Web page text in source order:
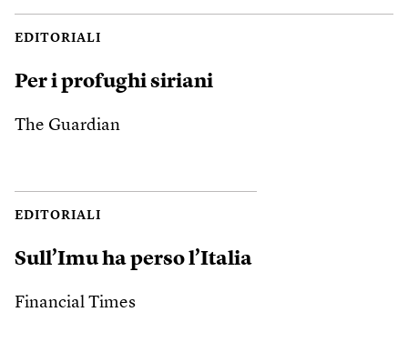
EDITORIALI
Per i profughi siriani
The Guardian
EDITORIALI
Sull’Imu ha perso l’Italia
Financial Times